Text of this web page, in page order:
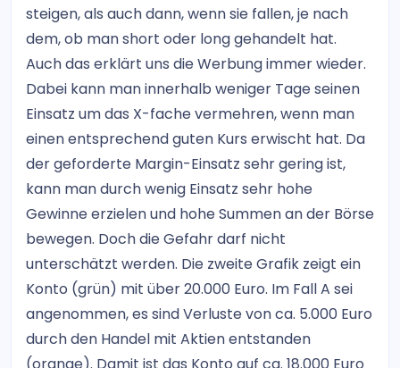
steigen, als auch dann, wenn sie fallen, je nach
dem, ob man short oder long gehandelt hat.
Auch das erklärt uns die Werbung immer wieder.
Dabei kann man innerhalb weniger Tage seinen
Einsatz um das X-fache vermehren, wenn man
einen entsprechend guten Kurs erwischt hat. Da
der geforderte Margin-Einsatz sehr gering ist,
kann man durch wenig Einsatz sehr hohe
Gewinne erzielen und hohe Summen an der Börse
bewegen. Doch die Gefahr darf nicht
unterschätzt werden. Die zweite Grafik zeigt ein
Konto (grün) mit über 20.000 Euro. Im Fall A sei
angenommen, es sind Verluste von ca. 5.000 Euro
durch den Handel mit Aktien entstanden